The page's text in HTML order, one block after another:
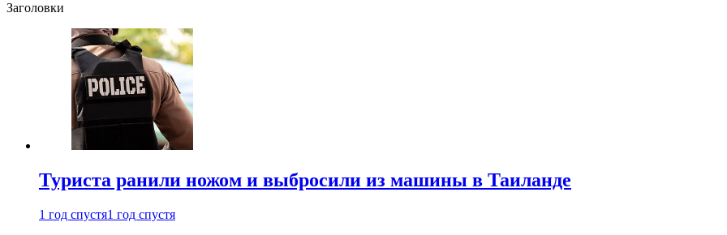
Заголовки
Туриста ранили ножом и выбросили из машины в Таиланде
1 год спустя1 год спустя